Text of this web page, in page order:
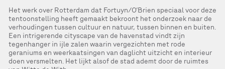
Het werk over Rotterdam dat Fortuyn/O’Brien speciaal voor deze
tentoonstelling heeft gemaakt bekroont het onderzoek naar de
verhoudingen tussen cultuur en natuur, tussen binnen en buiten.
Een intrigerende cityscape van de havenstad vindt zijn
tegenhanger in ijle zalen waarin vergezichten met rode
geraniums en weerkaatsingen van daglicht uitzicht en interieur
doen versmelten. Het lijkt alsof de stad ademt door de ruimtes